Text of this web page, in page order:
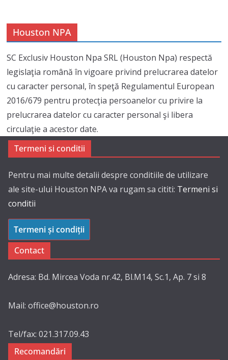
Houston NPA
SC Exclusiv Houston Npa SRL (Houston Npa) respectă
legislaţia română în vigoare privind prelucrarea datelor
cu caracter personal, în speţă Regulamentul European
2016/679 pentru protecţia persoanelor cu privire la
prelucrarea datelor cu caracter personal şi libera
circulaţie a acestor date.
Termeni si conditii
Pentru mai multe detalii despre conditiile de utilizare
ale site-ului Houston NPA va rugam sa cititi: Termeni si
conditii
Termeni și condiții
Contact
Adresa: Bd. Mircea Voda nr.42, Bl.M14, Sc.1, Ap. 7 si 8
Mail: office@houston.ro
Tel/fax: 021.317.09.43
Recomandări